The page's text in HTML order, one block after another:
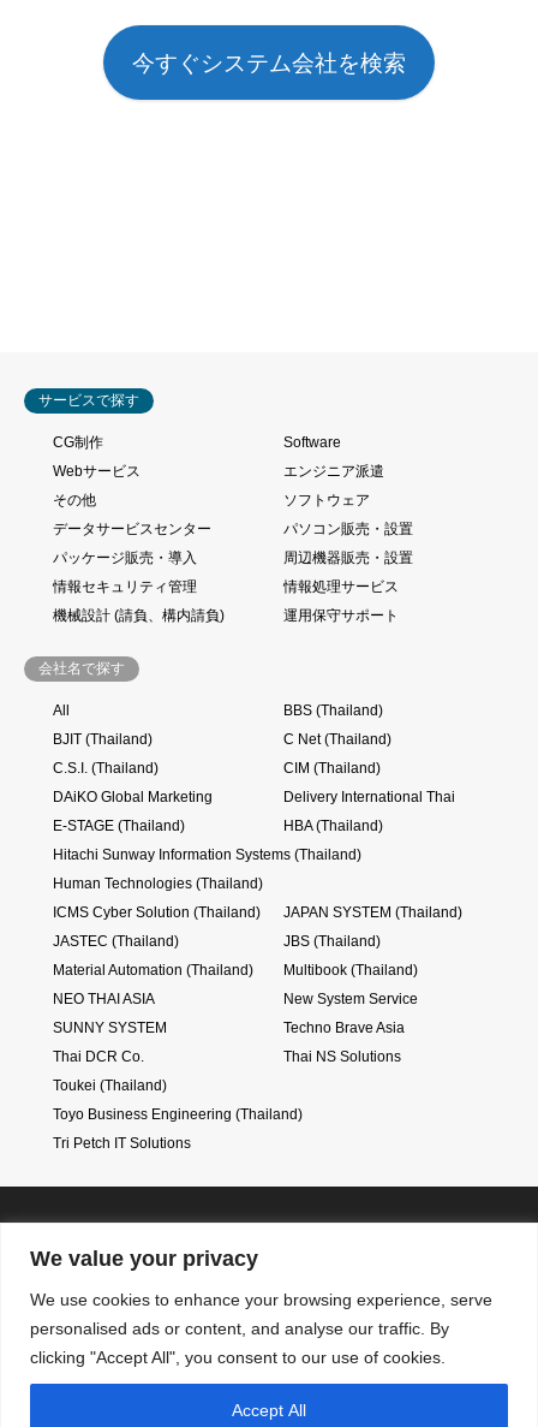
We value your privacy
We use cookies to enhance your browsing experience, serve
personalised ads or content, and analyse our traffic. By
clicking "Accept All", you consent to our use of cookies.
Accept All
今すぐシステム会社を検索
サービスで探す
CG制作
Software
Webサービス
エンジニア派遣
その他
ソフトウェア
データサービスセンター
パソコン販売・設置
パッケージ販売・導入
周辺機器販売・設置
情報セキュリティ管理
情報処理サービス
機械設計 (請負、構内請負)
運用保守サポート
会社名で探す
All
BBS (Thailand)
BJIT (Thailand)
C Net (Thailand)
C.S.I. (Thailand)
CIM (Thailand)
DAiKO Global Marketing
Delivery International Thai
E-STAGE (Thailand)
HBA (Thailand)
Hitachi Sunway Information Systems (Thailand)
Human Technologies (Thailand)
ICMS Cyber Solution (Thailand)
JAPAN SYSTEM (Thailand)
JASTEC (Thailand)
JBS (Thailand)
Material Automation (Thailand)
Multibook (Thailand)
NEO THAI ASIA
New System Service
SUNNY SYSTEM
Techno Brave Asia
Thai DCR Co.
Thai NS Solutions
Toukei (Thailand)
Toyo Business Engineering (Thailand)
Tri Petch IT Solutions
BJSA
RSS
BJSA入会案内 システム導入を検討
参加企業一覧
Information security policy
プライバシーポリシー